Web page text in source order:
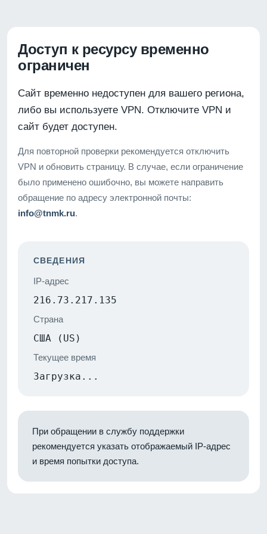
Доступ к ресурсу временно
ограничен
Сайт временно недоступен для вашего региона,
либо вы используете VPN. Отключите VPN и
сайт будет доступен.
Для повторной проверки рекомендуется отключить
VPN и обновить страницу. В случае, если ограничение
было применено ошибочно, вы можете направить
обращение по адресу электронной почты:
info@tnmk.ru.
СВЕДЕНИЯ
IP-адрес
216.73.217.135
Страна
США (US)
Текущее время
Загрузка...
При обращении в службу поддержки
рекомендуется указать отображаемый IP-адрес
и время попытки доступа.